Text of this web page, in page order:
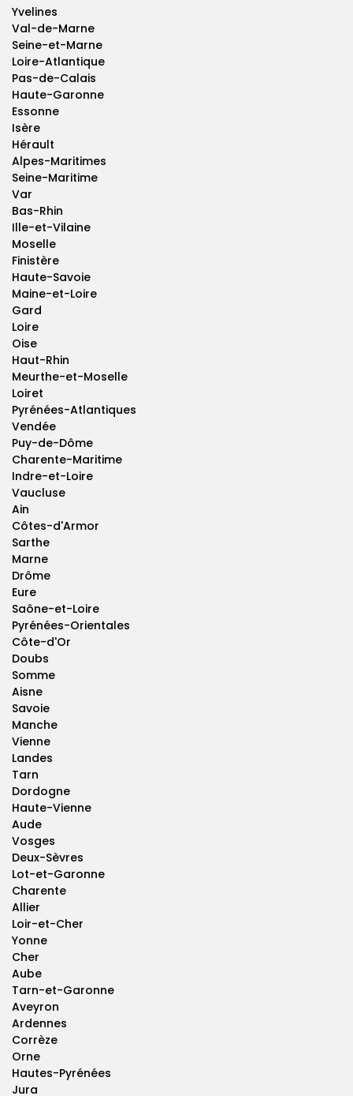
Yvelines
Val-de-Marne
Seine-et-Marne
Loire-Atlantique
Pas-de-Calais
Haute-Garonne
Essonne
Isère
Hérault
Alpes-Maritimes
Seine-Maritime
Var
Bas-Rhin
Ille-et-Vilaine
Moselle
Finistère
Haute-Savoie
Maine-et-Loire
Gard
Loire
Oise
Haut-Rhin
Meurthe-et-Moselle
Loiret
Pyrénées-Atlantiques
Vendée
Puy-de-Dôme
Charente-Maritime
Indre-et-Loire
Vaucluse
Ain
Côtes-d'Armor
Sarthe
Marne
Drôme
Eure
Saône-et-Loire
Pyrénées-Orientales
Côte-d'Or
Doubs
Somme
Aisne
Savoie
Manche
Vienne
Landes
Tarn
Dordogne
Haute-Vienne
Aude
Vosges
Deux-Sèvres
Lot-et-Garonne
Charente
Allier
Loir-et-Cher
Yonne
Cher
Aube
Tarn-et-Garonne
Aveyron
Ardennes
Corrèze
Orne
Hautes-Pyrénées
Jura